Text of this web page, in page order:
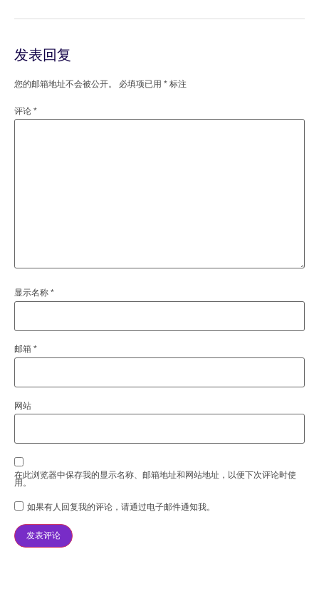
发表回复
您的邮箱地址不会被公开。 必填项已用 * 标注
评论 *
显示名称 *
邮箱 *
网站
在此浏览器中保存我的显示名称、邮箱地址和网站地址，以便下次评论时使
用。
如果有人回复我的评论，请通过电子邮件通知我。